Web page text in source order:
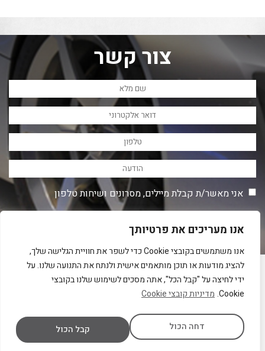
אנו מעריכים את פרטיותך
אנו משתמשים בקובצי Cookie כדי לשפר את חוויית הגלישה שלך,
להציג מודעות או תוכן מותאמים אישית ולנתח את התנועה שלנו. על
ידי לחיצה על "קבל הכל", אתה מסכים לשימוש שלנו בקובצי
Cookie. מדיניות קובצי Cookie
דחה הכול קבל הכול
צור קשר
אני מאשר/ת קבלת מיילים, מסרונים ושיחות טלפון
כתובת: הרימון 15, פ"ת
מייל:
Sales@driveit.co.il